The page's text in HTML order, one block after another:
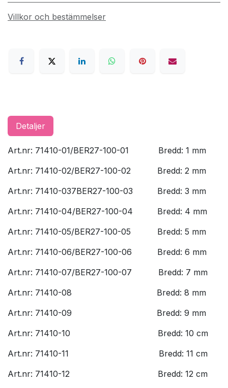
Villkor och bestämmelser
Detaljer
Art.nr: 71410-01/BER27-100-01
​Bredd: 1 mm
Art.nr: 71410-02/BER27-100-02
​Bredd: 2 mm
Art.nr: 71410-037BER27-100-03
​Bredd: 3 mm
Art.nr: 71410-04/BER27-100-04
​Bredd: 4 mm
Art.nr: 71410-05/BER27-100-05
​Bredd: 5 mm
Art.nr: 71410-06/BER27-100-06
​Bredd: 6 mm
Art.nr: 71410-07/BER27-100-07
​Bredd: 7 mm
Art.nr: 71410-08
​Bredd: 8 mm
Art.nr: 71410-09
​Bredd: 9 mm
Art.nr: 71410-10
​Bredd: 10 cm
Art.nr: 71410-11
​Bredd: 11 cm
Art.nr: 71410-12
​Bredd: 12 cm